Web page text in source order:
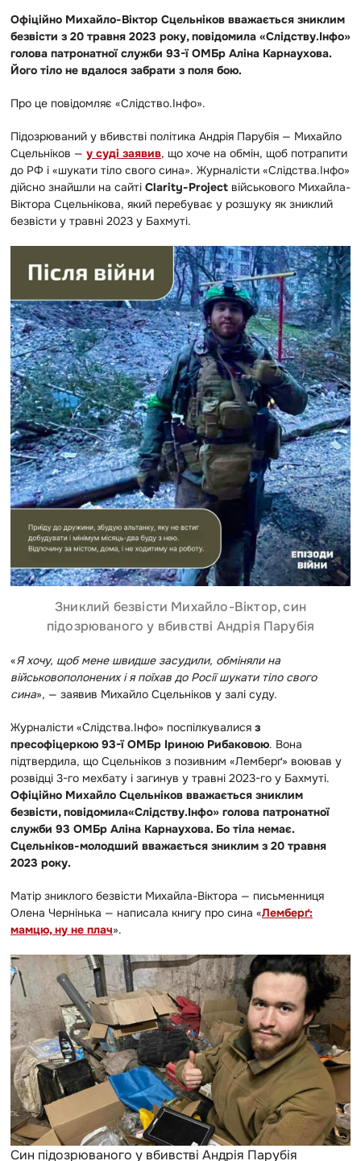
Офіційно Михайло-Віктор Сцельніков вважається зниклим
безвісти з 20 травня 2023 року, повідомила «Слідству.Інфо»
голова патронатної служби 93-ї ОМБр Аліна Карнаухова.
Його тіло не вдалося забрати з поля бою.
Про це повідомляє «Слідство.Інфо».
Підозрюваний у вбивстві політика Андрія Парубія — Михайло
Сцельніков — у суді заявив, що хоче на обмін, щоб потрапити
до РФ і «шукати тіло свого сина». Журналісти «Слідства.Інфо»
дійсно знайшли на сайті Clarity-Project військового Михайла-
Віктора Сцельнікова, який перебуває у розшуку як зниклий
безвісти у травні 2023 у Бахмуті.
Зниклий безвісти Михайло-Віктор, син
підозрюваного у вбивстві Андрія Парубія
«Я хочу, щоб мене швидше засудили, обміняли на
військовополонених і я поїхав до Росії шукати тіло свого
сина», — заявив Михайло Сцельніков у залі суду.
Журналісти «Слідства.Інфо» поспілкувалися з
пресофіцеркою 93-ї ОМБр Іриною Рибаковою. Вона
підтвердила, що Сцельніков з позивним «Лемберґ» воював у
розвідці 3-го мехбату і загинув у травні 2023-го у Бахмуті.
Офіційно Михайло Сцельніков вважається зниклим
безвісти, повідомила«Слідству.Інфо» голова патронатної
служби 93 ОМБр Аліна Карнаухова. Бо тіла немає.
Сцельніков-молодший вважається зниклим з 20 травня
2023 року.
Матір зниклого безвісти Михайла-Віктора — письменниця
Олена Чернінька — написала книгу про сина «Лемберґ:
мамцю, ну не плач».
Син підозрюваного у вбивстві Андрія Парубія